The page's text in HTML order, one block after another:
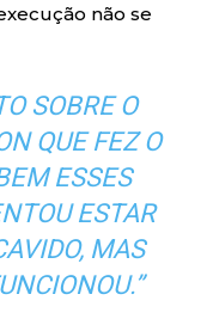
não se
SOBRE O
QUE FEZ O
ESSES
ESTAR
MAS